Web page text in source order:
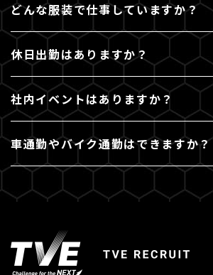
どんな服装で仕事していますか？
休日出勤はありますか？
社内イベントはありますか？
車通勤やバイク通勤はできますか？